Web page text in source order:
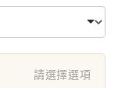
請選擇選項